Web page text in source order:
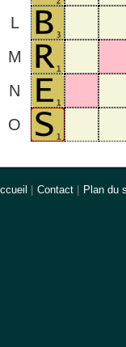
L
M
N
O
Contact Plan du